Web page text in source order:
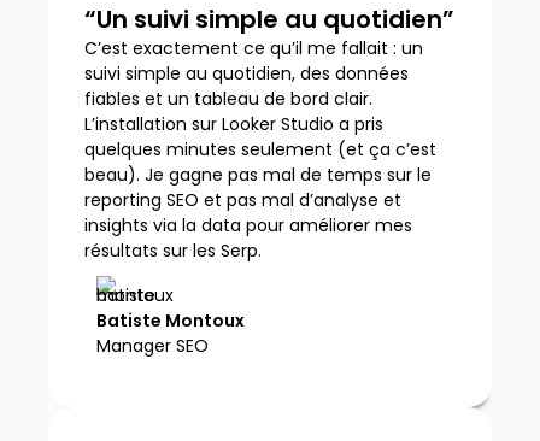
“Un suivi simple au quotidien”
C’est exactement ce qu’il me fallait : un
suivi simple au quotidien, des données
fiables et un tableau de bord clair.
L’installation sur Looker Studio a pris
quelques minutes seulement (et ça c’est
beau). Je gagne pas mal de temps sur le
reporting SEO et pas mal d’analyse et
insights via la data pour améliorer mes
résultats sur les Serp.
Batiste Montoux
Manager SEO